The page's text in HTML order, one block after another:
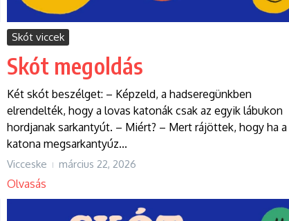
Skót viccek
Skót megoldás
Két skót beszélget: – Képzeld, a hadseregünkben
elrendelték, hogy a lovas katonák csak az egyik lábukon
hordjanak sarkantyút. – Miért? – Mert rájöttek, hogy ha a
katona megsarkantyúz...
Vicceske március 22, 2026
Olvasás